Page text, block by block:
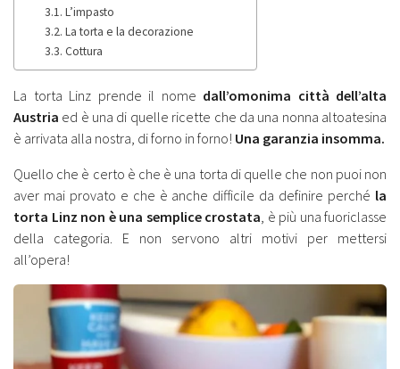
L’impasto
La torta e la decorazione
Cottura
La torta Linz prende il nome dall’omonima città dell’alta
Austria ed è una di quelle ricette che da una nonna altoatesina
è arrivata alla nostra, di forno in forno! Una garanzia insomma.
Quello che è certo è che è una torta di quelle che non puoi non
aver mai provato e che è anche difficile da definire perché la
torta Linz non è una semplice crostata, è più una fuoriclasse
della categoria. E non servono altri motivi per mettersi
all’opera!